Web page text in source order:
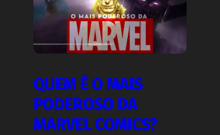
QUEM É O MAIS
PODEROSO DA
MARVEL COMICS?